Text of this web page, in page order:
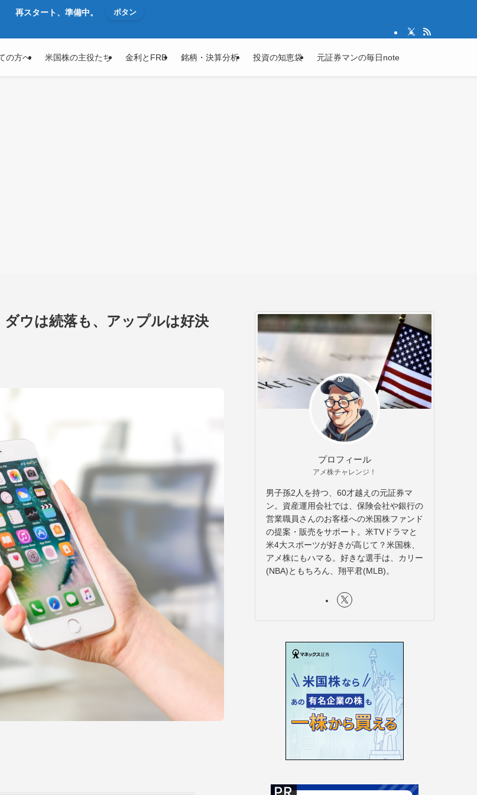
再スタート、準備中。 ボタン
の方へ 米国株の主役たち 金利とFRB 銘柄・決算分析 投資の知恵袋 元証券マンの毎日note
ウは続落も、アップルは好決
プロフィール
アメ株チャレンジ！
男子孫2人を持つ、60才越えの元証券マ
ン。資産運用会社では、保険会社や銀行の
営業職員さんのお客様への米国株ファンド
の提案・販売をサポート。米TVドラマと
米4大スポーツが好きが高じて？米国株、
アメ株にもハマる。好きな選手は、カリー
(NBA)ともちろん、翔平君(MLB)。